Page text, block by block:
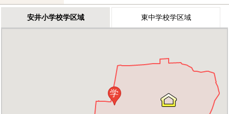
安井小学校学区域 東中学校学区域
学